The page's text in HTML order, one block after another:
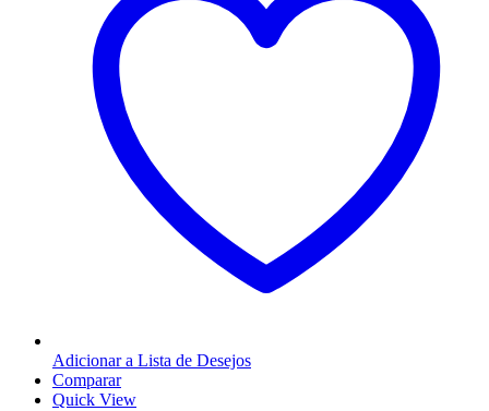
Adicionar a Lista de Desejos
Comparar
Quick View